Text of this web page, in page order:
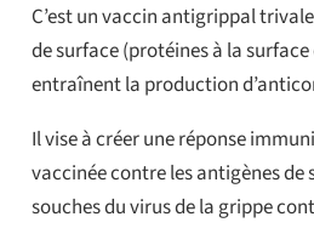
C’est un vaccin antigrippal
de surface (protéines à la
entraînent la production
Il vise à créer une réponse
vaccinée contre les antigènes de
souches du virus de la grippe